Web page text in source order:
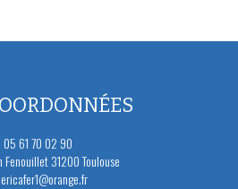
05 61 70 02 90
31200 Toulouse